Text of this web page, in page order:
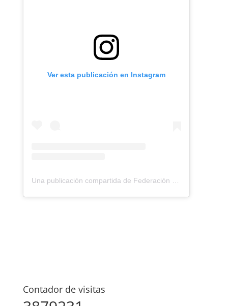
Ver esta publicación en Instagram
Una publicación compartida de Federación Montañismo Tenerife (@federacion_montanismo_tenerife)
Contador de visitas